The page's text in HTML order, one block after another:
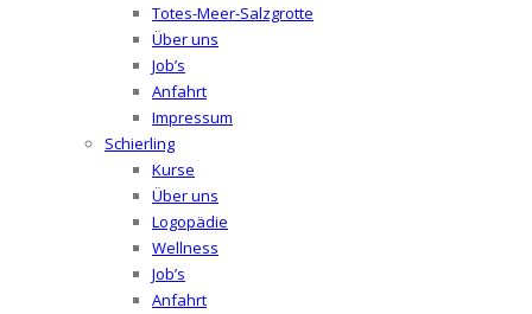
Totes-Meer-Salzgrotte
Über uns
Job’s
Anfahrt
Impressum
Schierling
Kurse
Über uns
Logopädie
Wellness
Job’s
Anfahrt